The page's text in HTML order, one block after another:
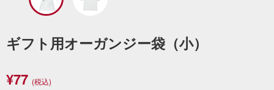
ギフト用オーガンジー袋（小）
¥77 (税込)